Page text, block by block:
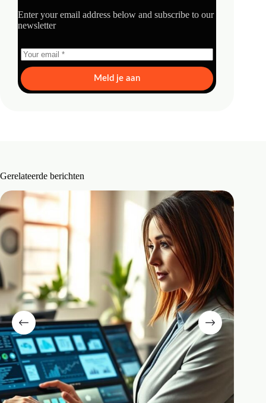
Enter your email address below and subscribe to our
newsletter
Meld je aan
Gerelateerde berichten